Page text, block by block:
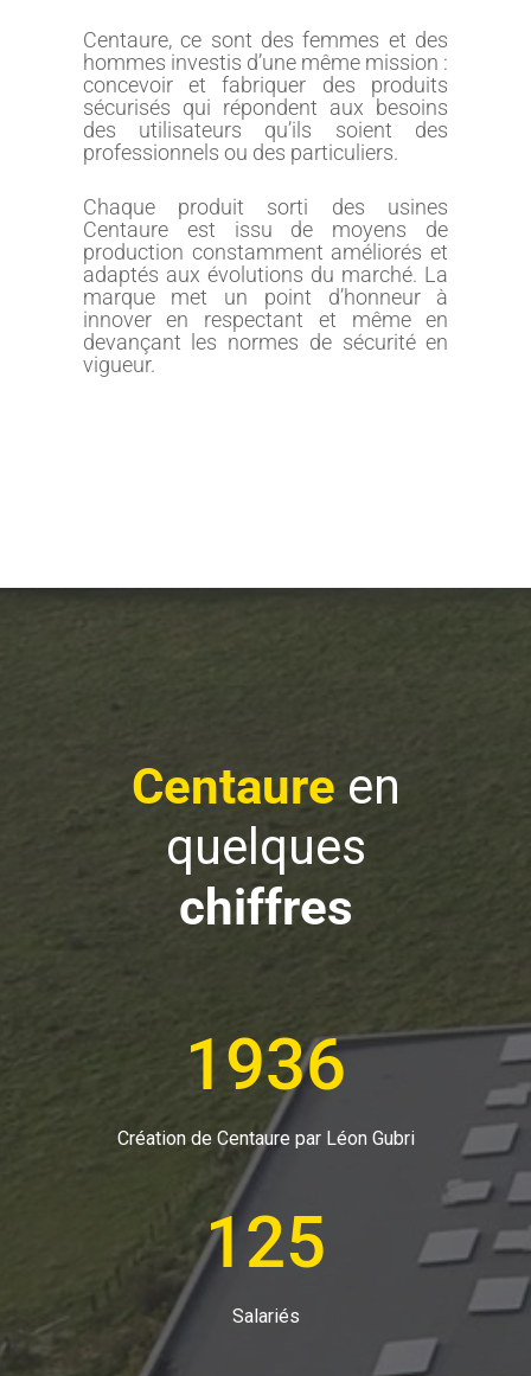
Centaure, ce sont des femmes et des
hommes investis d’une même mission :
concevoir et fabriquer des produits
sécurisés qui répondent aux besoins
des utilisateurs qu’ils soient des
professionnels ou des particuliers.
Chaque produit sorti des usines
Centaure est issu de moyens de
production constamment améliorés et
adaptés aux évolutions du marché. La
marque met un point d’honneur à
innover en respectant et même en
devançant les normes de sécurité en
vigueur.
Centaure en
quelques
chiffres
1936
Création de Centaure par Léon Gubri
125
Salariés